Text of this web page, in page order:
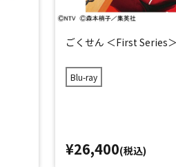
ごくせん ＜First Series
Blu-ray
¥26,400(税込)